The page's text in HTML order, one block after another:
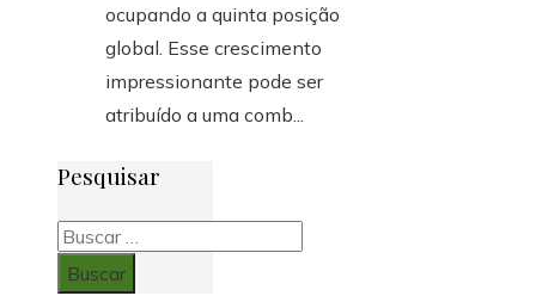
ocupando a quinta posição
global. Esse crescimento
impressionante pode ser
atribuído a uma comb...
Pesquisar
Buscar: